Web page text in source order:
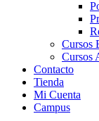
Cursos
Cursos
Contacto
Tienda
Mi Cuenta
Campus